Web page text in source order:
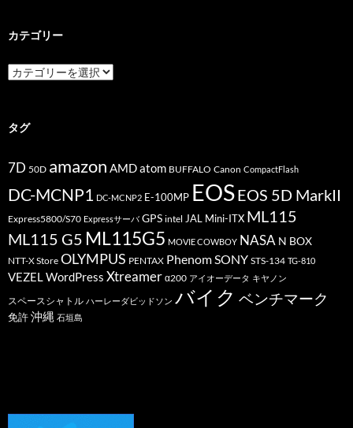
カテゴリー
カ
テ
ー
タグ
7D 50D amazon AMDatom BUFFALO Canon CompactFlash
DC-MCNP1 DC-MCNP2 E-100MP EOSEOS 5D MarkII
Express5800/S70 Expressサーバ GPS intel JAL Mini-ITX ML115
ML115 G5 ML115G5 MOVIE COWBOY NASA N BOX
NTT-X Store OLYMPUS PENTAX PhenomSONY STS-134 TG-810
VEZELWordPress Xtreamer α200 アイオーデータ キヤノン
スペースシャトル ハーレーダビッドソン バイク ベンチマーク
免許沖縄 石垣島